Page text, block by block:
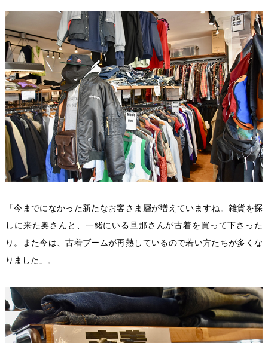
「今までになかった新たなお客さま層が増えていますね。雑貨を探
しに来た奥さんと、一緒にいる旦那さんが古着を買って下さった
り。また今は、古着ブームが再熱しているので若い方たちが多くな
りました」。